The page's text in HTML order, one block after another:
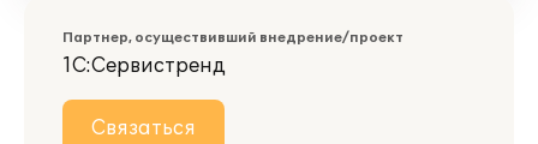
Партнер, осуществивший внедрение/проект
1С:Сервистренд
Связаться